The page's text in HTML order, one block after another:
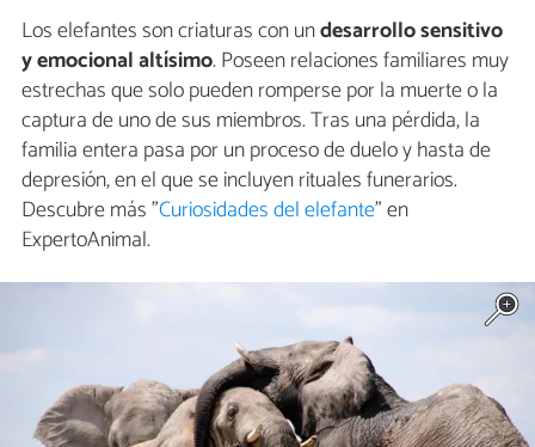
Los elefantes son criaturas con undesarrollo sensitivo
y emocional altísimo. Poseen relaciones familiares muy
estrechas que solo pueden romperse por la muerte o la
captura de uno de sus miembros. Tras una pérdida, la
familia entera pasa por un proceso de duelo y hasta de
depresión, en el que se incluyen rituales funerarios.
Descubre más "Curiosidades del elefante" en
ExpertoAnimal.